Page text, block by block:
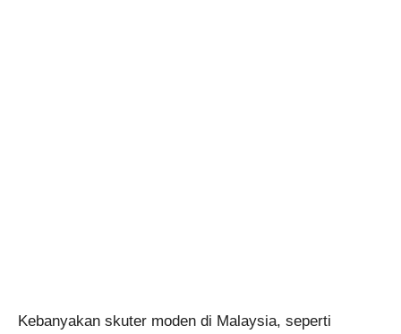
Kebanyakan skuter moden di Malaysia, seperti